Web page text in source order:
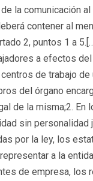
la comunicación
contener al
2, puntos 1 a
a efectos
de trabajo de
del órgano
de la misma;2. En
sin personalidad
por la ley, los
a la
de empresa, los